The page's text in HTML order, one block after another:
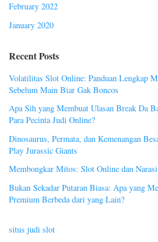
February 2022
January 2020
Recent Posts
Volatilitas Slot Online: Panduan Lengkap
Sebelum Main Biar Gak Boncos
Apa Sih yang Membuat Ulasan Break Da
Para Pecinta Judi Online?
Dinosaurus, Permata, dan Kemenangan
Play Jurassic Giants
Membongkar Mitos: Slot Online dan
Bukan Sekadar Putaran Biasa: Apa yang
Premium Berbeda dari yang Lain?
situs judi slot